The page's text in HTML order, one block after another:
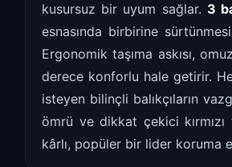
kusursuz bir uyum sağlar. 3
esnasında birbirine
Ergonomik taşıma askısı,
derece konforlu hale getirir.
isteyen bilinçli balıkçıların
ömrü ve dikkat çekici kırmızı
kârlı, popüler bir lider koruma